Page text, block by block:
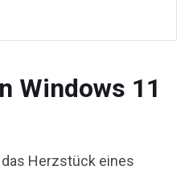
Windows 11
Herzstück eines